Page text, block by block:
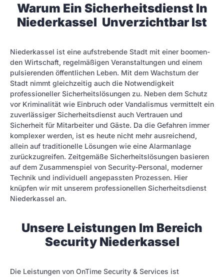
Warum Ein Sicherheitsdienst In
Niederkassel Unverzichtbar Ist
Niederkassel ist eine aufstrebende Stadt mit einer boomen­
den Wirtschaft, regelmäßigen Veranstaltungen und einem
pulsierenden öffentlichen Leben. Mit dem Wachstum der
Stadt nimmt gleichzeitig auch die Notwendigkeit
professioneller Sicherheitslösungen zu. Neben dem Schutz
vor Kriminalität wie Einbruch oder Vandalismus vermittelt ein
zuverlässiger Sicherheitsdienst auch Vertrauen und
Sicherheit für Mitarbeiter und Gäste. Da die Gefahren immer
komplexer werden, ist es heute nicht mehr ausreichend,
allein auf traditionelle Lösungen wie eine Alarmanlage
zurückzugreifen. Zeitgemäße Sicherheitslösungen basieren
auf dem Zusammenspiel von Security-Personal, moderner
Technik und individuell angepassten Prozessen. Hier
knüpfen wir mit unserem professionellen Sicherheitsdienst
Niederkassel an.
Unsere Leistungen Im Bereich
Security Niederkassel
Die Leistungen von OnTime Security & Services ist